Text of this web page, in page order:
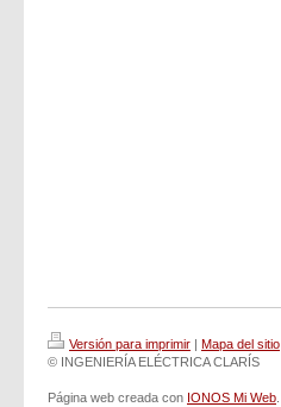
Versión para imprimir
Mapa del sitio
© INGENIERÍA ELÉCTRICA CLARÍS
Página web creada con IONOS Mi Web